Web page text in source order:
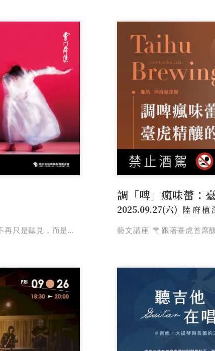
聯絡我們
媒體報導
靜謐品味 訂製生活
見，而是看見、感受。
調「啤」瘋味蕾：
2025.09.27(六) 陸府植
藝文講座 跟著臺虎首席